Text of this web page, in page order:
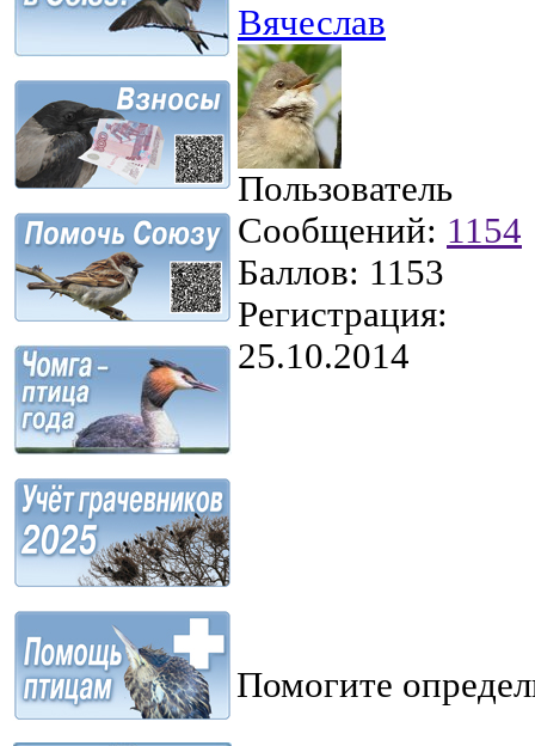
Вячеслав
Пользователь
Сообщений: 1154
Баллов: 1153
Регистрация:
25.10.2014
Помогите